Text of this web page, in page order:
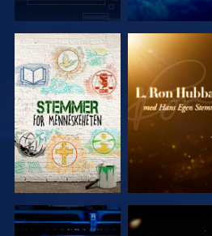
UTFORSK
SERIEN
UTFORSK
SERIEN